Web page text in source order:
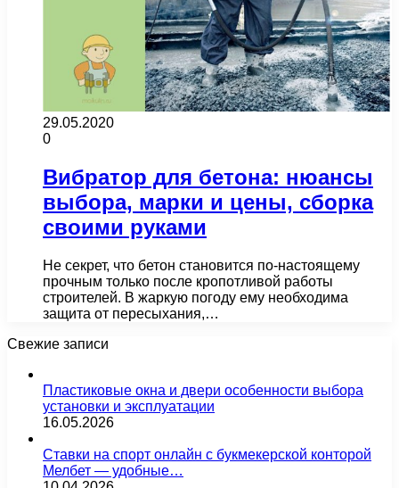
29.05.2020
0
Вибратор для бетона: нюансы
выбора, марки и цены, сборка
своими руками
Не секрет, что бетон становится по-настоящему
прочным только после кропотливой работы
строителей. В жаркую погоду ему необходима
защита от пересыхания,…
Свежие записи
Пластиковые окна и двери особенности выбора
установки и эксплуатации
16.05.2026
Ставки на спорт онлайн с букмекерской конторой
Мелбет — удобные…